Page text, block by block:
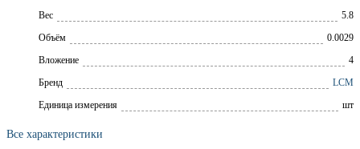
Вес
5.8
Объём
0.0029
Вложение
4
Брeнд
LCM
Единица измерения
шт
Все характеристики